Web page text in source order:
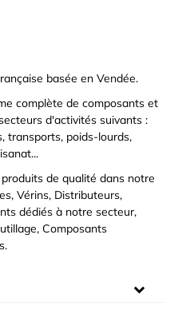
basée en Vendée.
complète de composants et
d'activités suivants :
transports, poids-lourds,
de qualité dans notre
Vérins, Distributeurs,
dédiés à notre secteur,
Composants